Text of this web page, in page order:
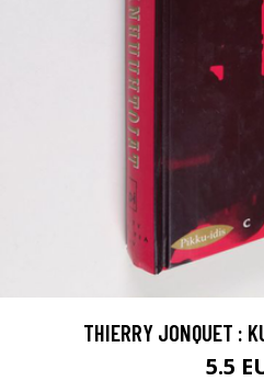
THIERRY JONQUET :
5.5